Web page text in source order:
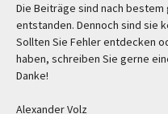
Die Beiträge sind nach
entstanden. Dennoch sind sie
Sollten Sie Fehler entdecken
haben, schreiben Sie gerne
Danke!
Alexander Volz